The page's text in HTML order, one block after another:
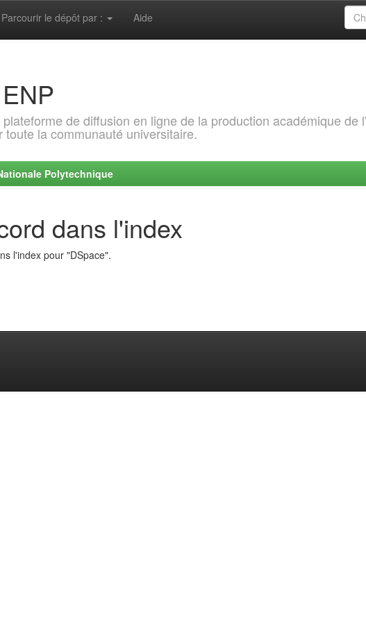
Parcourir le dépôt par : Aide
de diffusion en ligne de la production académique de
toute la communauté universitaire.
Polytechnique
dans l'index
l'index pour "DSpace".